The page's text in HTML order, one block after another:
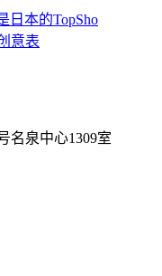
日本的TopSho
意表
名泉中心1309室